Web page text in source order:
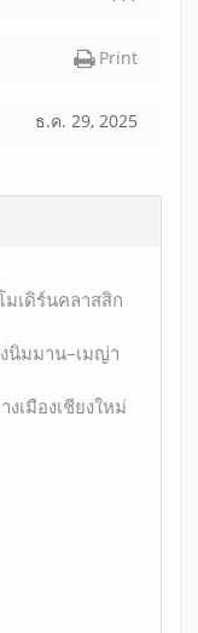
Print
ธ.ค. 29, 2025
เดิร์นคลาสสิก
นิมมาน–เมญ่า
เมืองเชียงใหม่